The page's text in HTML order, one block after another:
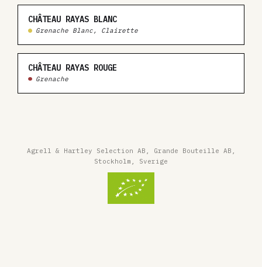
CHÂTEAU RAYAS BLANC
Grenache Blanc, Clairette
CHÂTEAU RAYAS ROUGE
Grenache
Agrell & Hartley Selection AB, Grande Bouteille AB,
Stockholm, Sverige